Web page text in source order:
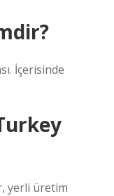
İçerisinde
yerli üretim